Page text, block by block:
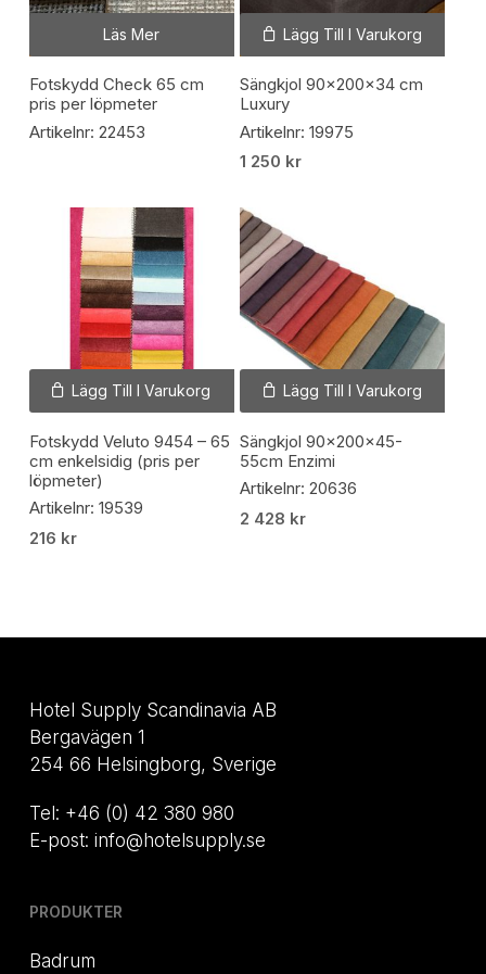
Läs Mer
Fotskydd Check 65 cm
pris per löpmeter
Artikelnr: 22453
Lägg Till I Varukorg
Sängkjol 90x200x34 cm
Luxury
Artikelnr: 19975
1 250 kr
Lägg Till I Varukorg
Fotskydd Veluto 9454 – 65
cm enkelsidig (pris per
löpmeter)
Artikelnr: 19539
216 kr
Lägg Till I Varukorg
Sängkjol 90x200x45-
55cm Enzimi
Artikelnr: 20636
2 428 kr
Hotel Supply Scandinavia AB
Bergavägen 1
254 66 Helsingborg, Sverige
Tel: +46 (0) 42 380 980
E-post: info@hotelsupply.se
PRODUKTER
Badrum